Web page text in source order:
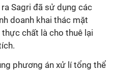
raSagri đã sử dụng các
doanh khai thác mặt
chất là cho thuê lại
phương án xử lítổng thể